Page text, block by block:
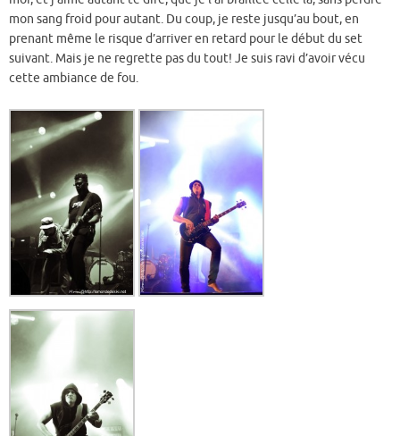
mon sang froid pour autant. Du coup, je reste jusqu’au bout, en
prenant même le risque d’arriver en retard pour le début du set
suivant. Mais je ne regrette pas du tout! Je suis ravi d’avoir vécu
cette ambiance de fou.